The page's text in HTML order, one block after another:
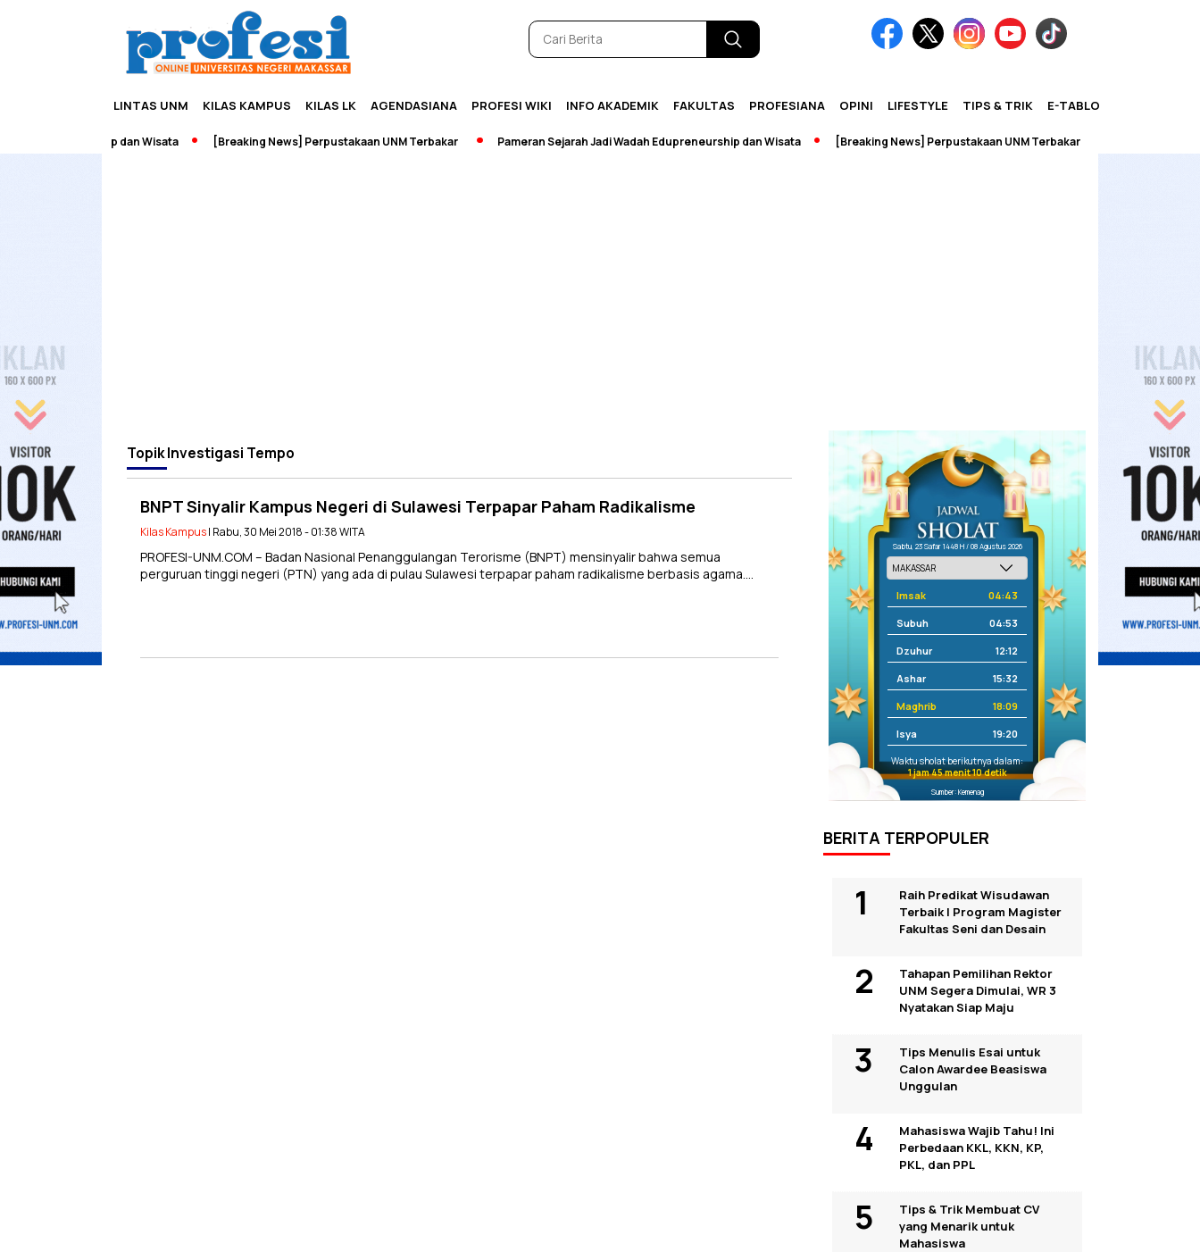
LINTAS UNM KILAS KAMPUS KILAS LK AGENDASIANA PROFESI WIKI INFO AKADEMIK FAKULTAS PROFESIANA OPINI LIFESTYLE TIPS & TRIK E-TABLOID
Edupreneurship dan Wisata [Breaking News] Perpustakaan UNM Terbakar Pameran Sejarah Jadi Wadah Edupreneurship dan Wisata [Breaking News] Perpustakaan UNM Terbakar
TopikInvestigasi Tempo
BNPT Sinyalir Kampus Negeri di Sulawesi Terpapar Paham Radikalisme
Kilas Kampus| Rabu, 30 Mei 2018 - 01:38 WITA
PROFESI-UNM.COM – Badan Nasional Penanggulangan Terorisme (BNPT) mensinyalir bahwa semua
perguruan tinggi negeri (PTN) yang ada di pulau Sulawesi terpapar paham radikalisme berbasis agama….
Sabtu, 23 Safar 1448 H / 08 Agustus 2026
Imsak 04:43
Subuh 04:53
Dzuhur 12:12
Ashar 15:32
Maghrib 18:09
Isya 19:20
Waktu sholat berikutnya dalam:
1 jam 45 menit 10 detik
Sumber: Kemenag
BERITA TERPOPULER
Raih Predikat Wisudawan
Terbaik I Program Magister
Fakultas Seni dan Desain
Tahapan Pemilihan Rektor
UNM Segera Dimulai, WR 3
Nyatakan Siap Maju
Tips Menulis Esai untuk
Calon Awardee Beasiswa
Unggulan
Mahasiswa Wajib Tahu! Ini
Perbedaan KKL, KKN, KP,
PKL, dan PPL
Tips & Trik Membuat CV
yang Menarik untuk
Mahasiswa